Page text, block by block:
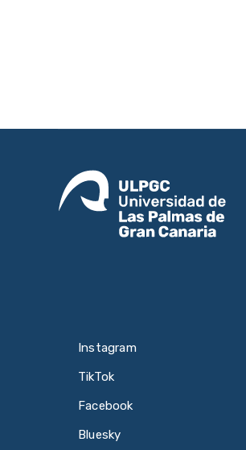
Instagram
TikTok
Facebook
Bluesky